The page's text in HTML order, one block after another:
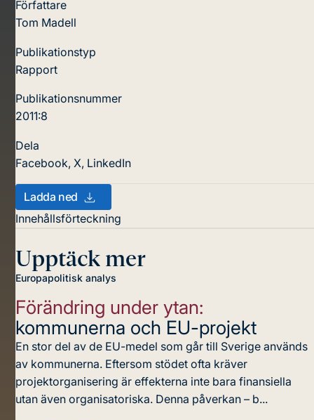
Författare
Tom Madell
Publikationstyp
Rapport
Publikationsnummer
2011:8
Dela
Facebook, X, LinkedIn
Ladda ned
Innehållsförteckning
Upptäck mer
Europapolitisk analys
Förändring under ytan:
kommunerna och EU-projekt
En stor del av de EU-medel som går till Sverige används
av kommunerna. Eftersom stödet ofta kräver
projektorganisering är effekterna inte bara finansiella
utan även organisatoriska. Denna påverkan – b...